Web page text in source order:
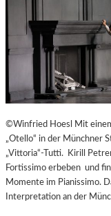
©Winfried Hoesl Mit
„Otello“ in der Münchner
„Vittoria“-Tutti. Kirill
Fortissimo erbeben und
Momente im Pianissimo.
Interpretation an der